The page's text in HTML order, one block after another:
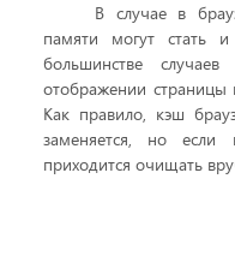
В случае в
памяти могут стать
большинстве
отображении страницы
Как правило, кэш
заменяется, но если
приходится очищать